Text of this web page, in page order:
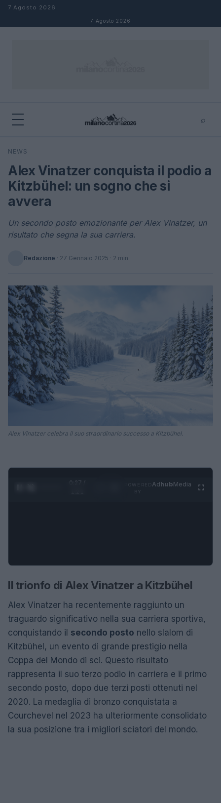
Salta al contenuto
7 Agosto 2026
7 Agosto 2026
⌕
Cerca
NEWS
Alex Vinatzer conquista il podio a
Kitzbühel: un sogno che si
avvera
Un secondo posto emozionante per Alex Vinatzer, un
risultato che segna la sua carriera.
Redazione · 27 Gennaio 2025 · 2 min
Alex Vinatzer celebra il suo straordinario successo a Kitzbühel.
0:28 /
AdhubMedia
Il trionfo di Alex Vinatzer a Kitzbühel
Alex Vinatzer ha recentemente raggiunto un
traguardo significativo nella sua carriera sportiva,
conquistando il secondo posto nello slalom di
Kitzbühel, un evento di grande prestigio nella
Coppa del Mondo di sci. Questo risultato
rappresenta il suo terzo podio in carriera e il primo
secondo posto, dopo due terzi posti ottenuti nel
2020. La medaglia di bronzo conquistata a
Courchevel nel 2023 ha ulteriormente consolidato
la sua posizione tra i migliori sciatori del mondo.